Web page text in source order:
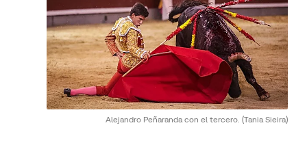
Alejandro Peñaranda con el tercero. (Tania Sieira)